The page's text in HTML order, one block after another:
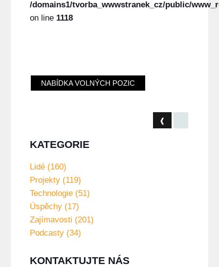
/domains1/tvorba_wwwstranek_cz/public/
on line 1118
NABÍDKA VOLNÝCH POZIC
❰
KATEGORIE
Lidé (160)
Projekty (119)
Technologie (51)
Úspěchy (17)
Zajímavosti (201)
Podcasty (34)
KONTAKTUJTE NÁS